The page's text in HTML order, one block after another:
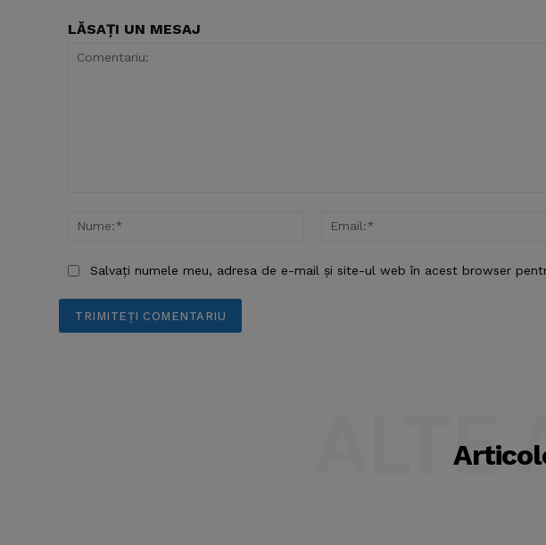
LĂSAȚI UN MESAJ
Nume:*
Salvați numele meu, adresa de e-mail și site-ul web în acest browser
ALTE